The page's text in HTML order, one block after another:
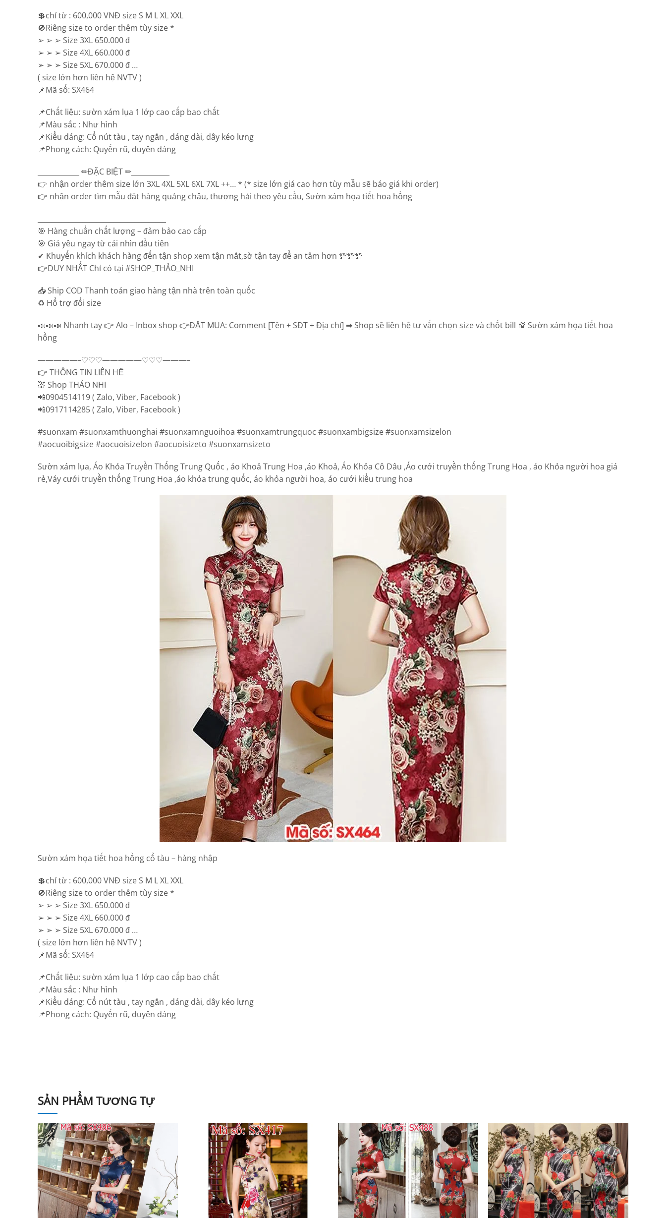
💲chỉ từ : 600,000 VNĐ size S M L XL XXL
🚫Riêng size to order thêm tùy size *
➢ ➢ ➢ Size 3XL 650.000 đ
➢ ➢ ➢ Size 4XL 660.000 đ
➢ ➢ ➢ Size 5XL 670.000 đ …
( size lớn hơn liên hệ NVTV )
📌Mã số: SX464
📌Chất liệu: sườn xám lụa 1 lớp cao cấp bao chất
📌Màu sắc : Như hình
📌Kiểu dáng: Cổ nút tàu , tay ngắn , dáng dài, dây kéo lưng
📌Phong cách: Quyến rũ, duyên dáng
____________ ✏ĐẶC BIỆT ✏___________
👉 nhận order thêm size lớn 3XL 4XL 5XL 6XL 7XL ++… * (* size lớn giá cao hơn tùy mẫu sẽ báo giá khi order)
👉 nhận order tìm mẫu đặt hàng quảng châu, thượng hải theo yêu cầu, Sườn xám họa tiết hoa hồng
🎯 Hàng chuẩn chất lượng – đảm bảo cao cấp
🎯 Giá yêu ngay từ cái nhìn đầu tiên
✔ Khuyến khích khách hàng đến tận shop xem tận mắt,sờ tận tay để an tâm hơn 💯💯💯
👉DUY NHẤT Chỉ có tại #SHOP_THẢO_NHI
📥 Ship COD Thanh toán giao hàng tận nhà trên toàn quốc
♻️ Hổ trợ đổi size
📣📣📣 Nhanh tay 👉 Alo – Inbox shop 👉ĐẶT MUA: Comment [Tên + SĐT + Địa chỉ] ➡ Shop sẽ liên hệ tư vấn chọn size và chốt bill 💯 Sườn xám họa tiết hoa
hồng
—————–♡♡♡—————♡♡♡———–
👉 THÔNG TIN LIÊN HỆ
💒 Shop THẢO NHI
📲0904514119 ( Zalo, Viber, Facebook )
📲0917114285 ( Zalo, Viber, Facebook )
#suonxam #suonxamthuonghai #suonxamnguoihoa #suonxamtrungquoc #suonxambigsize #suonxamsizelon
#aocuoibigsize #aocuoisizelon #aocuoisizeto #suonxamsizeto
Sườn xám lụa, Áo Khỏa Truyền Thống Trung Quốc , áo Khoả Trung Hoa ,áo Khoả, Áo Khỏa Cô Dâu ,Áo cưới truyền thống Trung Hoa , áo Khỏa người hoa giá
rẻ,Váy cưới truyền thống Trung Hoa ,áo khỏa trung quốc, áo khỏa người hoa, áo cưới kiểu trung hoa
Sườn xám họa tiết hoa hồng cổ tàu – hàng nhập
💲chỉ từ : 600,000 VNĐ size S M L XL XXL
🚫Riêng size to order thêm tùy size *
➢ ➢ ➢ Size 3XL 650.000 đ
➢ ➢ ➢ Size 4XL 660.000 đ
➢ ➢ ➢ Size 5XL 670.000 đ …
( size lớn hơn liên hệ NVTV )
📌Mã số: SX464
📌Chất liệu: sườn xám lụa 1 lớp cao cấp bao chất
📌Màu sắc : Như hình
📌Kiểu dáng: Cổ nút tàu , tay ngắn , dáng dài, dây kéo lưng
📌Phong cách: Quyến rũ, duyên dáng
SẢN PHẨM TƯƠNG TỰ